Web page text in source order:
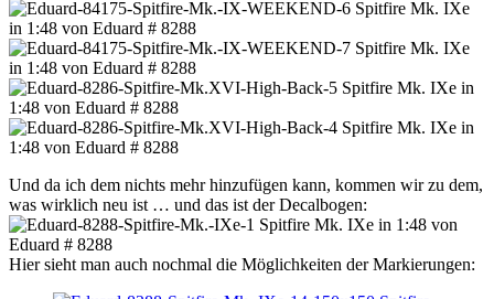
Und da ich dem nichts mehr hinzufügen kann, kommen wir zu dem,
was wirklich neu ist … und das ist der Decalbogen:
Hier sieht man auch nochmal die Möglichkeiten der Markierungen: